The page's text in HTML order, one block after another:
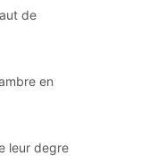
de
en
leur degre